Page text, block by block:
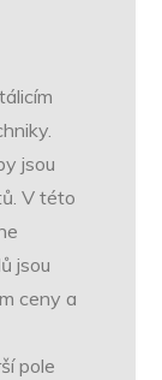
jsou
V této
jsou
ceny a
pole